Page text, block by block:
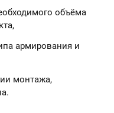
объёма
армирования и
монтажа,